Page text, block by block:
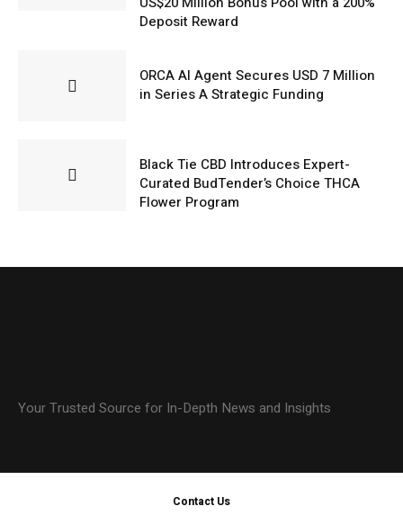
Deposit Reward
ORCA AI Agent Secures USD 7 Million
in Series A Strategic Funding
Black Tie CBD Introduces Expert-
Curated BudTender’s Choice THCA
Flower Program
Your Trusted Source for In-Depth News and Insights
Contact Us